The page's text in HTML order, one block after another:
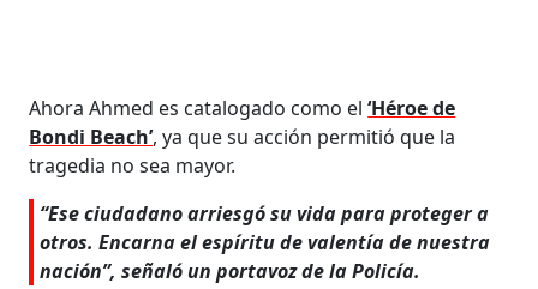
Ahora Ahmed es catalogado como el‘Héroe de
Bondi Beach’, ya que su acción permitió que la
tragedia no sea mayor.
“Ese ciudadano arriesgó su vida para proteger a
otros. Encarna el espíritu de valentía de nuestra
nación”, señaló un portavoz de la Policía.